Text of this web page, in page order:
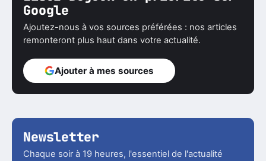
Google
Ajoutez-nous à vos sources préférées : nos articles
remonteront plus haut dans votre actualité.
Ajouter à mes sources
Newsletter
Chaque soir à 19 heures, l'essentiel de l'actualité